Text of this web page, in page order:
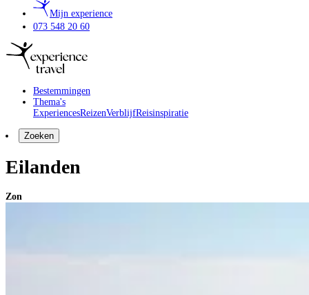
Mijn experience
073 548 20 60
Bestemmingen
Thema's
ExperiencesReizenVerblijfReisinspiratie
Zoeken
Eilanden
Zon